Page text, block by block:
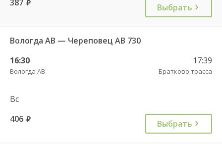
387 руб. Выбрать
Вологда АВ — Череповец АВ 730
16:30
Вологда АВ
17:39
Братково трасса
Вс
406 руб. Выбрать